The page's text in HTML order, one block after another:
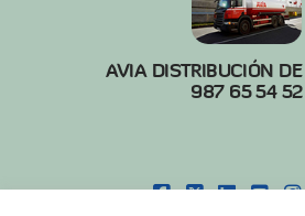
AVIA DISTRIBUCIÓN
987 65 54 52